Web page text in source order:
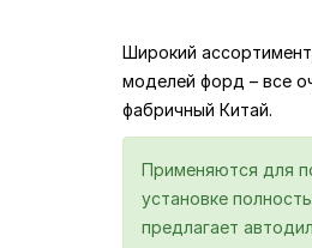
Широкий
моделей форд – все
фабричный Китай.
Применяются для
установке
предлагает